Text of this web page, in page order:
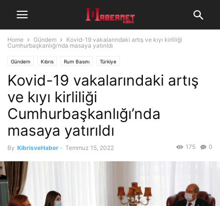
Home Gündem
Kovid-19 vakalarındaki artış ve kıyı kirliliği
Cumhurbaşkanlığı’nda masaya yatırıldı
Gündem Kıbrıs Rum Basını Türkiye
Kovid-19 vakalarındaki artış
ve kıyı kirliliği
Cumhurbaşkanlığı’nda
masaya yatırıldı
By KibrisveHaber - Temmuz 15, 2022 0
175